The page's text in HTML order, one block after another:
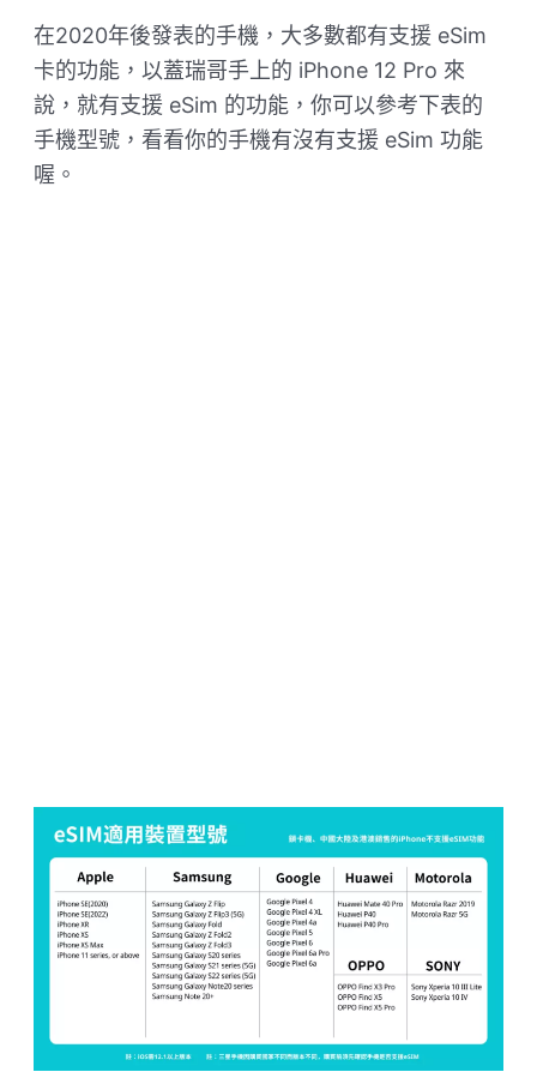
在2020年後發表的手機，大多數都有支援 eSim
卡的功能，以蓋瑞哥手上的 iPhone 12 Pro 來
說，就有支援 eSim 的功能，你可以參考下表的
手機型號，看看你的手機有沒有支援 eSim 功能
喔。